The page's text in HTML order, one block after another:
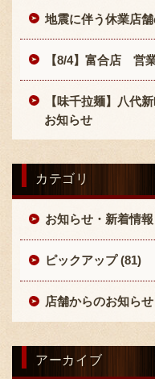
地震に伴う休業店舗
【8/4】富合店 営
【味千拉麺】八代
お知らせ
カテゴリ
お知らせ・新着情
ピックアップ (81)
店舗からのお知ら
アーカイブ